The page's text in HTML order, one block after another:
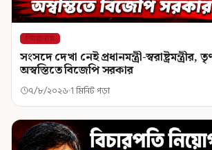
শিরোনাম
সংসদে দেখা নেই প্রধানমন্ত্রী-স্বরাষ্ট্রমন্ত্রীর,
অস্বস্তিতে বিজেপি সরকার
৭/৮/২০২৬ 1 মিনিট পড়া